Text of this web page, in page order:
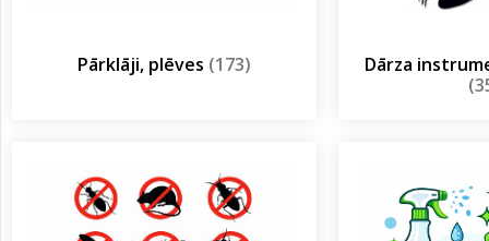
Pārklāji, plēves (173)
Dārza